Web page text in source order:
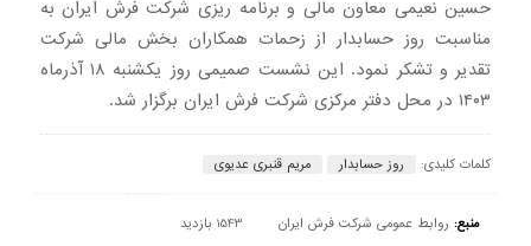
حسین نعیمی معاون مالی و برنامه ریزی شرکت فرش ایران به
مناسبت روز حسابدار از زحمات همکاران بخش مالی شرکت
تقدیر و تشکر نمود. این نشست صمیمی روز یکشنبه ۱۸ آذرماه
۱۴۰۳ در محل دفتر مرکزی شرکت فرش ایران برگزار شد.
کلمات کلیدی: روز حسابدار مریم قنبری عدیوی
منبع: روابط عمومی شرکت فرش ایران 1543 بازدید